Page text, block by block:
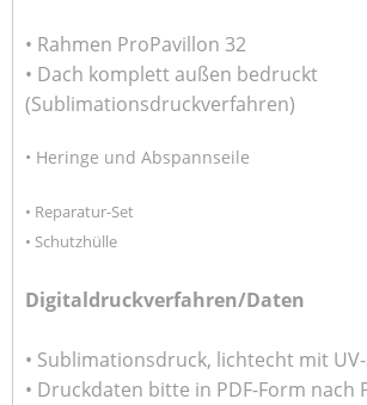
• Rahmen ProPavillon 32
• Dach komplett außen bedruckt
(Sublimationsdruckverfahren)
• Heringe und Abspannseile
• Reparatur-Set
• Schutzhülle
Digitaldruckverfahren/Daten
• Sublimationsdruck, lichtecht mit
• Druckdaten bitte in PDF-Form nach